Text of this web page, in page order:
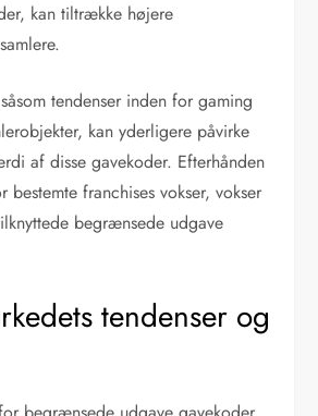
kan tiltrække højere
tendenser inden for gaming
kan yderligere påvirke
af disse gavekoder. Efterhånden
bestemte franchises vokser, vokser
begrænsede udgave
tendenser og